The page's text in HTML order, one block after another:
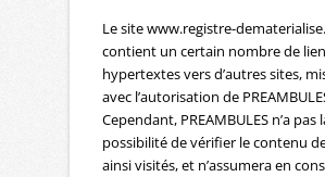
Le site www.registre-
contient un certain nombre de
hypertextes vers d’autres sites,
avec l’autorisation de
Cependant, PREAMBULES n’a pas
possibilité de vérifier le contenu
ainsi visités, et n’assumera en